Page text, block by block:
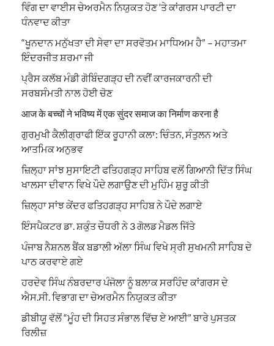
ਵਿੰਗ ਦਾ ਵਾਈਸ ਚੇਅਰਮੈਨ ਨਿਯੁਕਤ ਹੋਣ ‘ਤੇ ਕਾਂਗਰਸ ਪਾਰਟੀ ਦਾ
ਧੰਨਵਾਦ ਕੀਤਾ
“ਖੂਨਦਾਨ ਮਨੁੱਖਤਾ ਦੀ ਸੇਵਾ ਦਾ ਸਰਵੋਤਮ ਮਾਧਿਅਮ ਹੈ” – ਮਹਾਤਮਾ
ਇੰਦਰਜੀਤ ਸ਼ਰਮਾ ਜੀ
ਪ੍ਰੈਸ ਕਲੱਬ ਮੰਡੀ ਗੋਬਿੰਦਗੜ੍ਹ ਦੀ ਨਵੀਂ ਕਾਰਜਕਾਰਨੀ ਦੀ
ਸਰਬਸੰਮਤੀ ਨਾਲ ਹੋਈ ਚੋਣ
आज के बच्चों ने भविष्य में एक सुंदर समाज का निर्माण करना है
ਗੁਰਮੁਖੀ ਕੈਲੀਗ੍ਰਾਫੀ ਇੱਕ ਰੂਹਾਨੀ ਕਲਾ: ਚਿੰਤਨ, ਸੰਤੁਲਨ ਅਤੇ
ਆਤਮਿਕ ਅਨੁਭਵ
ਜ਼ਿਲ੍ਹਾ ਸਾਂਝ ਸੁਸਾਇਟੀ ਫਤਿਹਗੜ੍ਹ ਸਾਹਿਬ ਵਲੋਂ ਗਿਆਨੀ ਦਿੱਤ ਸਿੰਘ
ਖਾਲਸਾ ਦੀਵਾਨ ਵਿਖੇ ਪੌਦੇ ਲਗਾਉਣ ਦੀ ਮੁਹਿੰਮ ਸ਼ੁਰੂ ਕੀਤੀ
ਜ਼ਿਲ੍ਹਾ ਸਾਂਝ ਕੇਂਦਰ ਫਤਿਹਗੜ੍ਹ ਸਾਹਿਬ ਨੇ ਪੌਦੇ ਲਗਾਏ
ਇੰਸਪੈਕਟਰ ਡਾ. ਸ਼ਕੁੰਤ ਚੌਧਰੀ ਨੇ 3 ਗੋਲਡ ਮੈਡਲ ਜਿੱਤੇ
ਪੰਜਾਬ ਨੈਸ਼ਨਲ ਬੈਂਕ ਬਡਾਲੀ ਅੱਲਾ ਸਿੰਘ ਵਿਖੇ ਸ੍ਰੀ ਸੁਖਮਨੀ ਸਾਹਿਬ ਦੇ
ਪਾਠ ਕਰਵਾਏ ਗਏ
ਹਰਦੇਵ ਸਿੰਘ ਨੰਬਰਦਾਰ ਪੰਜੋਲਾ ਨੂੰ ਬਲਾਕ ਸਰਹਿੰਦ ਕਾਂਗਰਸ ਦੇ
ਐਸ.ਸੀ. ਵਿਭਾਗ ਦਾ ਚੇਅਰਮੈਨ ਨਿਯੁਕਤ ਕੀਤਾ
ਡੀਬੀਯੂ ਵੱਲੋਂ “ਮੂੰਹ ਦੀ ਸਿਹਤ ਸੰਭਾਲ ਵਿੱਚ ਏ ਆਈ” ਬਾਰੇ ਪੁਸਤਕ
ਰਿਲੀਜ਼